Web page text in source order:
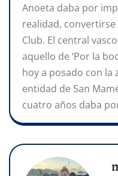
Anoeta daba por
realidad,
Club. El central
aquello de ‘Por la
hoy a posado con la
entidad de San
cuatro años daba